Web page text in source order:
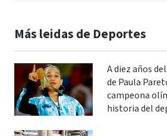
Más leidas de Deportes
A diez años
de Paula
campeona
historia del